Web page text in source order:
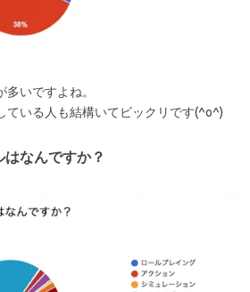
いですよね。
ている人も結構いてビックリです(^o^)
なんですか？